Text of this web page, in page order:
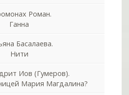
Роман.
Ганна
Басалаева.
Нити
Иов (Гумеров).
Мария Магдалина?